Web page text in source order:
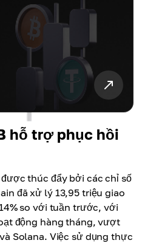
hỗ trợ phục hồi
thúc đẩy bởi các chỉ số
đã xử lý 13,95 triệu giao
so với tuần trước, với
động hàng tháng, vượt
Solana. Việc sử dụng thực